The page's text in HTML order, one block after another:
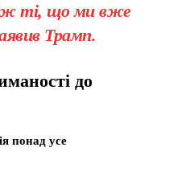
ті, що ми вже
Трамп.
до
понад усе